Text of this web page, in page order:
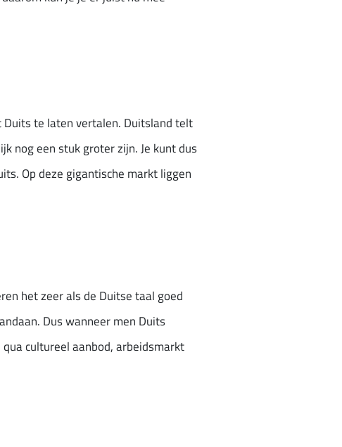
Duits te laten vertalen. Duitsland telt
nog een stuk groter zijn. Je kunt dus
Op deze gigantische markt liggen
het zeer als de Duitse taal goed
Dus wanneer men Duits
cultureel aanbod, arbeidsmarkt